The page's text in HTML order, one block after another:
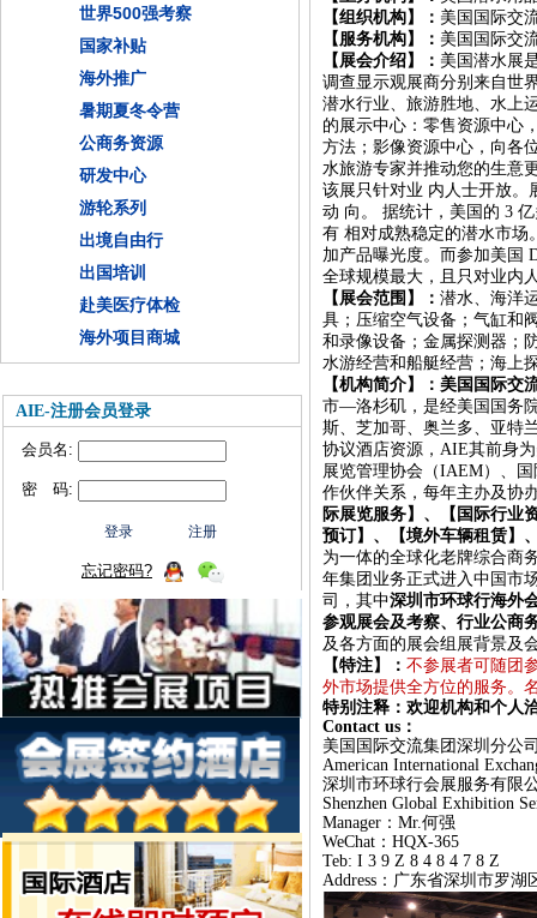
世界500强考察
国家补贴
海外推广
暑期夏冬令营
公商务资源
研发中心
游轮系列
出境自由行
出国培训
赴美医疗体检
海外项目商城
AIE-注册会员登录
会员名:
密 码:
忘记密码?
【组织机构】： 美国国际交
【服务机构】： 美国国际交
【展会介绍】： 美国潜水展
调查显示观展商分别来自世
潜水行业、旅游胜地、水上
的展示中心：零售资源中心
方法；影像资源中心，向各
水旅游专家并推动您的生意
该展 只针对业 内人士开放。
动 向。 据统计，美国的 3
有 相对成熟稳定的潜水市场
加产品曝光度。而参加美国
全球规模最大，且只对业内
【展会范围】： 潜水、海洋
具；压缩空气设备；气缸和
和录像设备；金属探测器；
水游经营和船艇经营；海上
【机构简介】：美国国际交
市—洛杉矶， 是经美国国务
斯、芝加哥、奥兰多、亚特
协议酒店资源， AIE其前身
展览管理协会（IAEM）、
作伙伴关系，每年主办及协
际展览服务】、【国际行业
预订】、【境外车辆租赁】
为一体的全球化老牌综合商
年集团业务正式进入中国市
司，其中深圳市环球行海外
参观展会及考察、行业公商
及各方面的展会组展背景及
【特注】： 不参展者可随团
外市场提供全方位的服务。
特别注释：欢迎机构和个人
Contact us：
美国国际交流集团深圳分公
American International
深圳市环球行会展服务有限
Shenzhen Global Exhibition
Manager：Mr.何强
WeChat：HQX-365
Teb: I 3 9 Z 8 4 8 4 7 8 Z
Address：广东省深圳市罗湖